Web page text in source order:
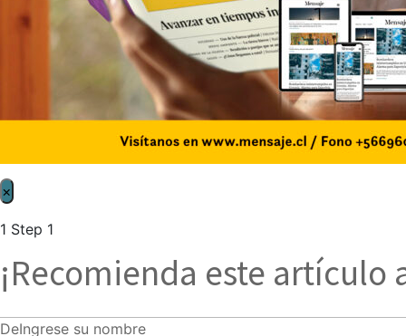
×
1 Step 1
¡Recomienda este artículo
DeIngrese su nombre